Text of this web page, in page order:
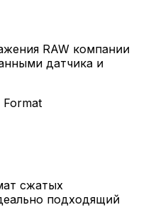
RAW компании
датчика и
сжатых
подходящий